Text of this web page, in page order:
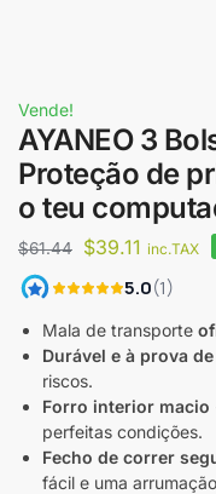
Vende!
AYANEO 3
Proteção de
o teu
$61.44 $39.11 inc.TAX
Mala de transporte
Durável e à prova
riscos.
Forro interior macio
perfeitas condições.
Fecho de correr
fácil e uma